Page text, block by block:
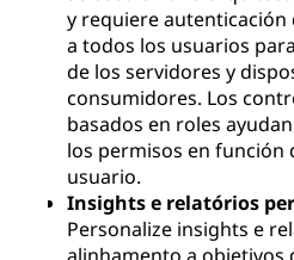
y requiere autenticación
a todos los usuarios
de los servidores y
consumidores. Los
basados en roles
los permisos en función
usuario.
Insights e relatórios
Personalize insights e